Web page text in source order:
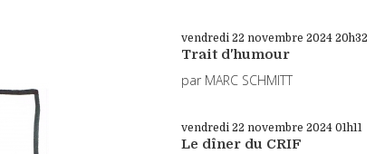
vendredi 22 novembre 2024 20h32
Trait d'humour
par MARC SCHMITT
vendredi 22 novembre 2024 01h11
Le dîner du CRIF